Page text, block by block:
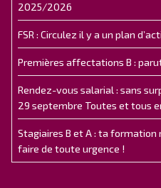
2025/2026
FSR : Circulez il y a un plan
Premières affectations B :
Rendez-vous salarial : sans
29 septembre Toutes et tous
Stagiaires B et A : ta
faire de toute urgence !